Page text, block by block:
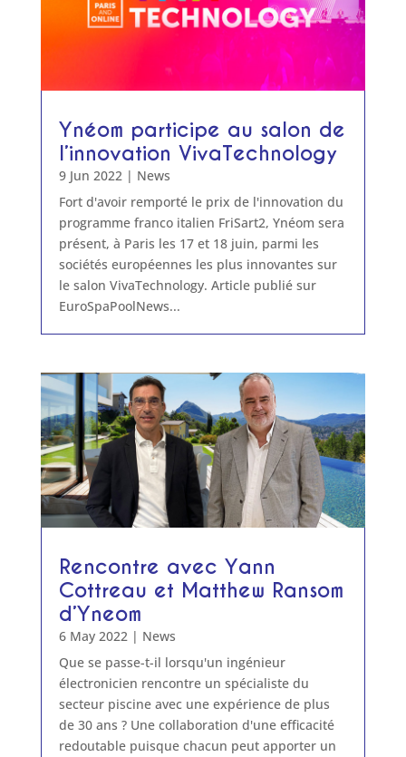
Ynéom participe au salon de
l’innovation VivaTechnology
9 Jun 2022| News
Fort d'avoir remporté le prix de l'innovation du
programme franco italien FriSart2, Ynéom sera
présent, à Paris les 17 et 18 juin, parmi les
sociétés européennes les plus innovantes sur
le salon VivaTechnology. Article publié sur
EuroSpaPoolNews...
Rencontre avec Yann
Cottreau et Matthew Ransom
d’Yneom
6 May 2022| News
Que se passe-t-il lorsqu'un ingénieur
électronicien rencontre un spécialiste du
secteur piscine avec une expérience de plus
de 30 ans ? Une collaboration d'une efficacité
redoutable puisque chacun peut apporter un